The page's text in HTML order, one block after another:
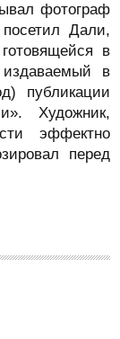
фотограф
Дали,
в
в
публикации
Художник,
эффектно
перед